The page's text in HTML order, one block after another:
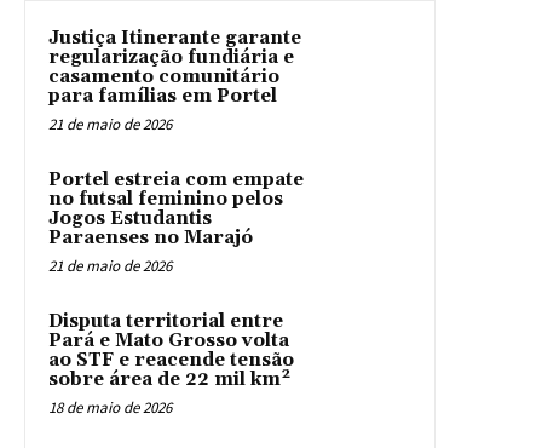
Justiça Itinerante garante
regularização fundiária e
casamento comunitário
para famílias em Portel
21 de maio de 2026
Portel estreia com empate
no futsal feminino pelos
Jogos Estudantis
Paraenses no Marajó
21 de maio de 2026
Disputa territorial entre
Pará e Mato Grosso volta
ao STF e reacende tensão
sobre área de 22 mil km²
18 de maio de 2026